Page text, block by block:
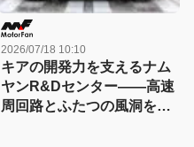
2026/07/18 10:10
キアの開発力を支えるナム
ヤンR&Dセンター――高速
周回路とふたつの風洞を訪